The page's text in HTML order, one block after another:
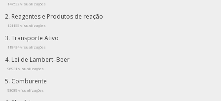
147532 visualizações
Reagentes e Produtos de reação
121155 visualizações
Transporte Ativo
118434 visualizações
Lei de Lambert–Beer
96931 visualizações
Comburente
93689 visualizações